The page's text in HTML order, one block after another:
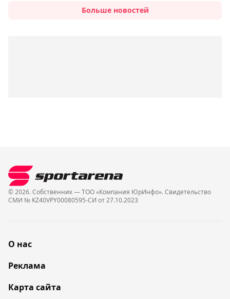
Больше новостей
© 2026. Собственник — ТОО «Компания ЮрИнфо». Cвидетельство
СМИ № KZ40VPY00080595-СИ от 27.10.2023
О нас
Реклама
Карта сайта